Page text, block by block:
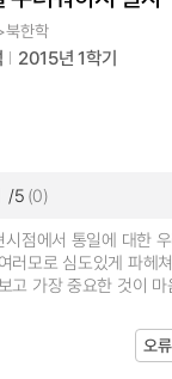
북한학
2015년 1학기
/5 (0)
점에서 통일에 대한
러모로 심도있게 파헤
고 가장 중요한 것이
오